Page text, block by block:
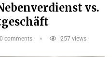
vs.
0 comments 257 views